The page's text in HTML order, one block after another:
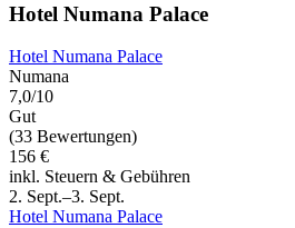
Hotel Numana Palace
Hotel Numana Palace
Numana
7,0/10
Gut
(33 Bewertungen)
156 €
inkl. Steuern & Gebühren
2. Sept.–3. Sept.
Hotel Numana Palace